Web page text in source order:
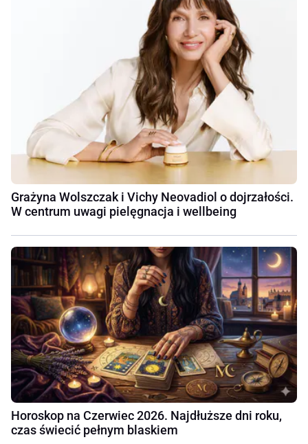
Grażyna Wolszczak i Vichy Neovadiol o dojrzałości.
W centrum uwagi pielęgnacja i wellbeing
Horoskop na Czerwiec 2026. Najdłuższe dni roku,
czas świecić pełnym blaskiem